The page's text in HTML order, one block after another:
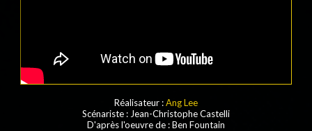
Réalisateur :Ang Lee
Scénariste : Jean-Christophe Castelli
D'après l'oeuvre de : Ben Fountain